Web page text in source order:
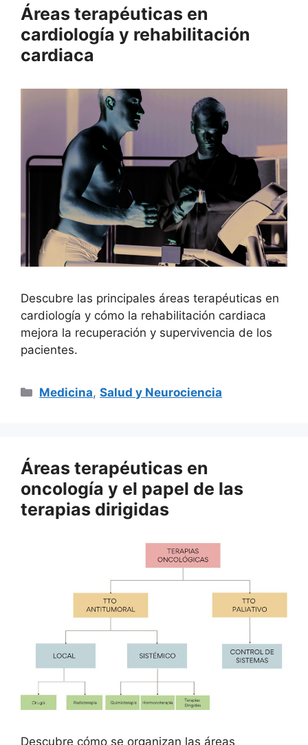
Áreas terapéuticas en
cardiología y rehabilitación
cardiaca
Descubre las principales áreas terapéuticas en
cardiología y cómo la rehabilitación cardiaca
mejora la recuperación y supervivencia de los
pacientes.
Categorías
Medicina,Salud y Neurociencia
Áreas terapéuticas en
oncología y el papel de las
terapias dirigidas
Descubre cómo se organizan las áreas